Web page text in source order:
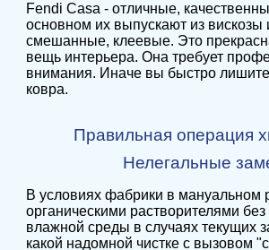
Fendi Casa - отличные,
основном их выпускают из
смешанные, клеевые. Это
вещь интерьера. Она требует
внимания. Иначе вы быстро
ковра.
Правильная операция
Нелегальные
В условиях фабрики в мануальном
органическими растворителями
влажной среды в случаях текущих
какой надомной чистке с вызовом